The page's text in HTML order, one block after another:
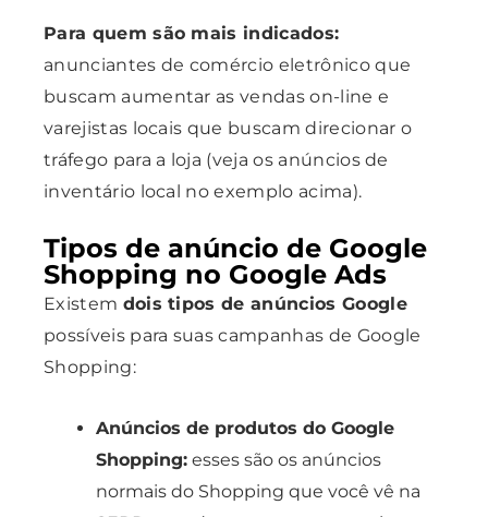
Para quem são mais indicados:
anunciantes de comércio eletrônico que
buscam aumentar as vendas on-line e
varejistas locais que buscam direcionar o
tráfego para a loja (veja os anúncios de
inventário local no exemplo acima).
Tipos de anúncio de Google
Shopping no Google Ads
Existem dois tipos de anúncios Google
possíveis para suas campanhas de Google
Shopping:
Anúncios de produtos do Google
Shopping: esses são os anúncios
normais do Shopping que você vê na